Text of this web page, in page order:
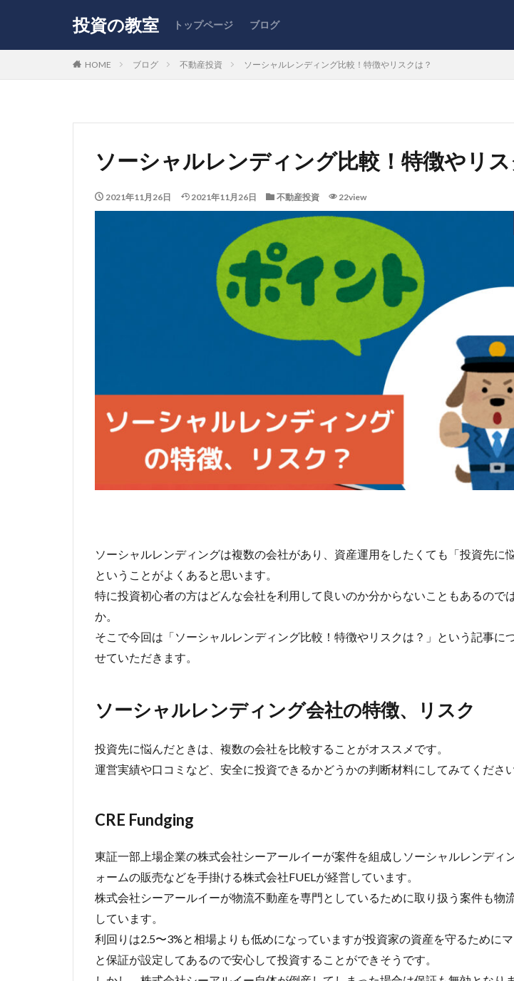
投資の教室 トップページ ブログ
HOME ブログ 不動産投資 ソーシャルレンディング比較！特徴やリスクは？
ソーシャルレンディング比較！特徴やリス
2021年11月26日 2021年11月26日 不動産投資 22view
ソーシャルレンディングは複数の会社があり、資産運用をしたくても「投資先に
ということがよくあると思います。
特に投資初心者の方はどんな会社を利用して良いのか分からないこともあるので
か。
そこで今回は「ソーシャルレンディング比較！特徴やリスクは？」という記事に
せていただきます。
ソーシャルレンディング会社の特徴、リスク
投資先に悩んだときは、複数の会社を比較することがオススメです。
運営実績や口コミなど、安全に投資できるかどうかの判断材料にしてみてください
CRE Fundging
東証一部上場企業の株式会社シーアールイーが案件を組成しソーシャルレンディ
ォームの販売などを手掛ける株式会社FUELが経営しています。
株式会社シーアールイーが物流不動産を専門としているために取り扱う案件も物
しています。
利回りは2.5〜3%と相場よりも低めになっていますが投資家の資産を守るために
と保証が設定してあるので安心して投資することができそうです。